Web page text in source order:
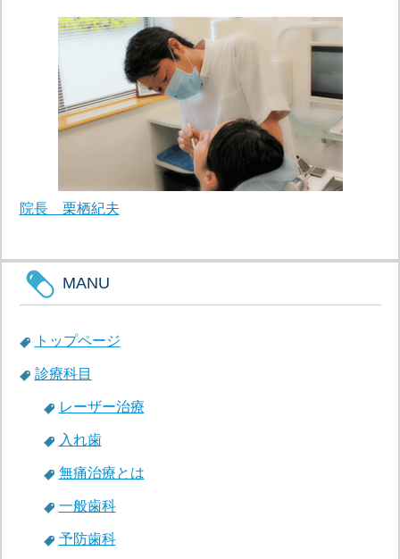
院長 栗栖紀夫
MANU
トップページ
診療科目
レーザー治療
入れ歯
無痛治療とは
一般歯科
予防歯科